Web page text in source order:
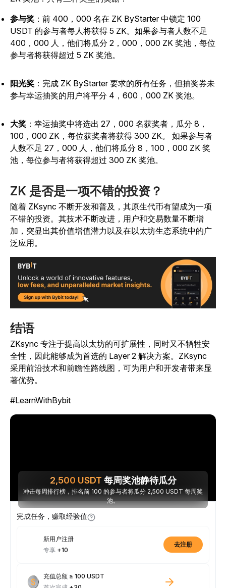
参与奖 ：前 400，000 名在 ZK ByStarter 中锁定 100
USDT 的参与者每人将获得 5 ZK。如果参与者人数不足
400，000 人， 他们将瓜分 2，000，000 ZK 奖池，每位
参与者将获得超过 5 ZK 奖池。
阳光奖 ：完成 ZK ByStarter 要求的所有任务，但抽奖券未
参与幸运抽奖的用户将平分 4，600，000 ZK 奖池。
大奖 ：幸运抽奖中将选出 27，000 名获奖者，瓜分 8，
100，000 ZK，每位获奖者将获得 300 ZK。 如果参与者
人数不足 27，000 人，他们将瓜分 8，100，000 ZK 奖
池，每位参与者将获得超过 300 ZK 奖池。
ZK 是否是一项不错的投资？
随着 ZKsync 不断开发和普及，其原生代币有望成为一项
不错的投资。其技术不断改进，用户和交易数量不断增
加，突显出其价值增值潜力以及在以太坊生态系统中的广
泛应用。
结语
ZKsync 专注于提高以太坊的可扩展性，同时又不牺牲安
全性，因此能够成为首选的 Layer 2 解决方案。ZKsync
采用前沿技术和前瞻性路线图，可为用户和开发者带来显
著优势。
#LearnWithBybit
2,500 USDT 每周奖池静待瓜分
冲击每周排行榜，排名前 100 的参与者将瓜分 2,500 USDT 每周奖
池。
完成任务，赚取经验值
新用户注册
专享 +10
去注册
充值总额 ≥ 100 USDT